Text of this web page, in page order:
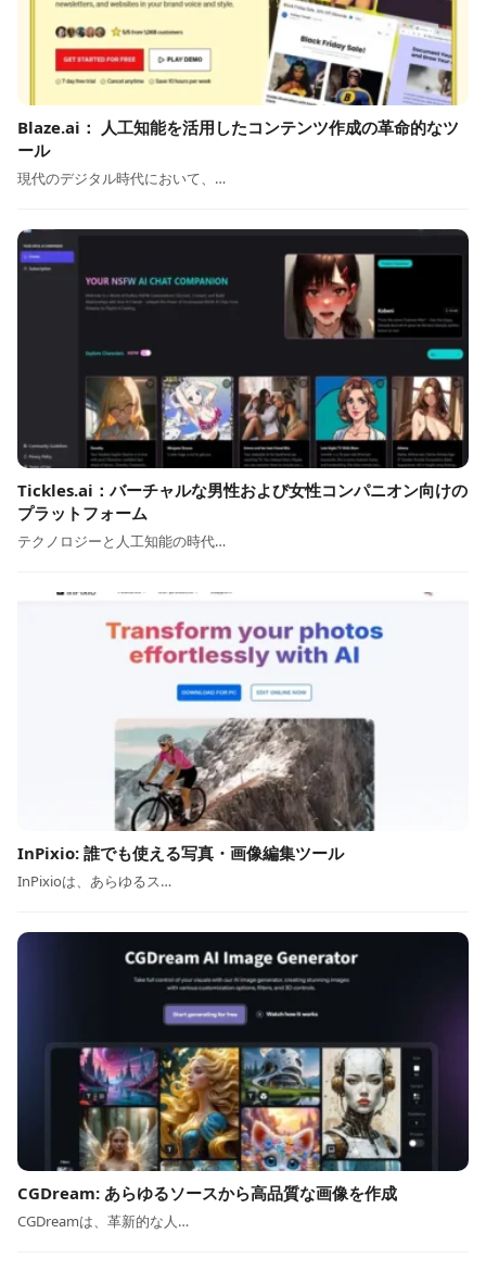
Blaze.ai： 人工知能を活用したコンテンツ作成の革命的なツ
ール
現代のデジタル時代において、…
Tickles.ai：バーチャルな男性および女性コンパニオン向けの
プラットフォーム
テクノロジーと人工知能の時代…
InPixio: 誰でも使える写真・画像編集ツール
InPixioは、あらゆるス…
CGDream: あらゆるソースから高品質な画像を作成
CGDreamは、革新的な人…